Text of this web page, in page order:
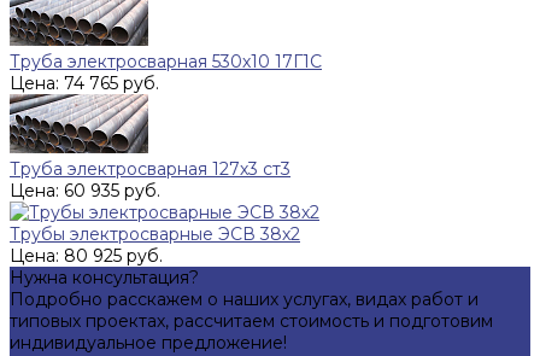
Труба электросварная 530х10 17Г1С
Цена: 74 765 руб.
Труба электросварная 127х3 ст3
Цена: 60 935 руб.
Трубы электросварные ЭСВ 38х2
Цена: 80 925 руб.
Нужна консультация?
Подробно расскажем о наших услугах, видах работ и
типовых проектах, рассчитаем стоимость и подготовим
индивидуальное предложение!